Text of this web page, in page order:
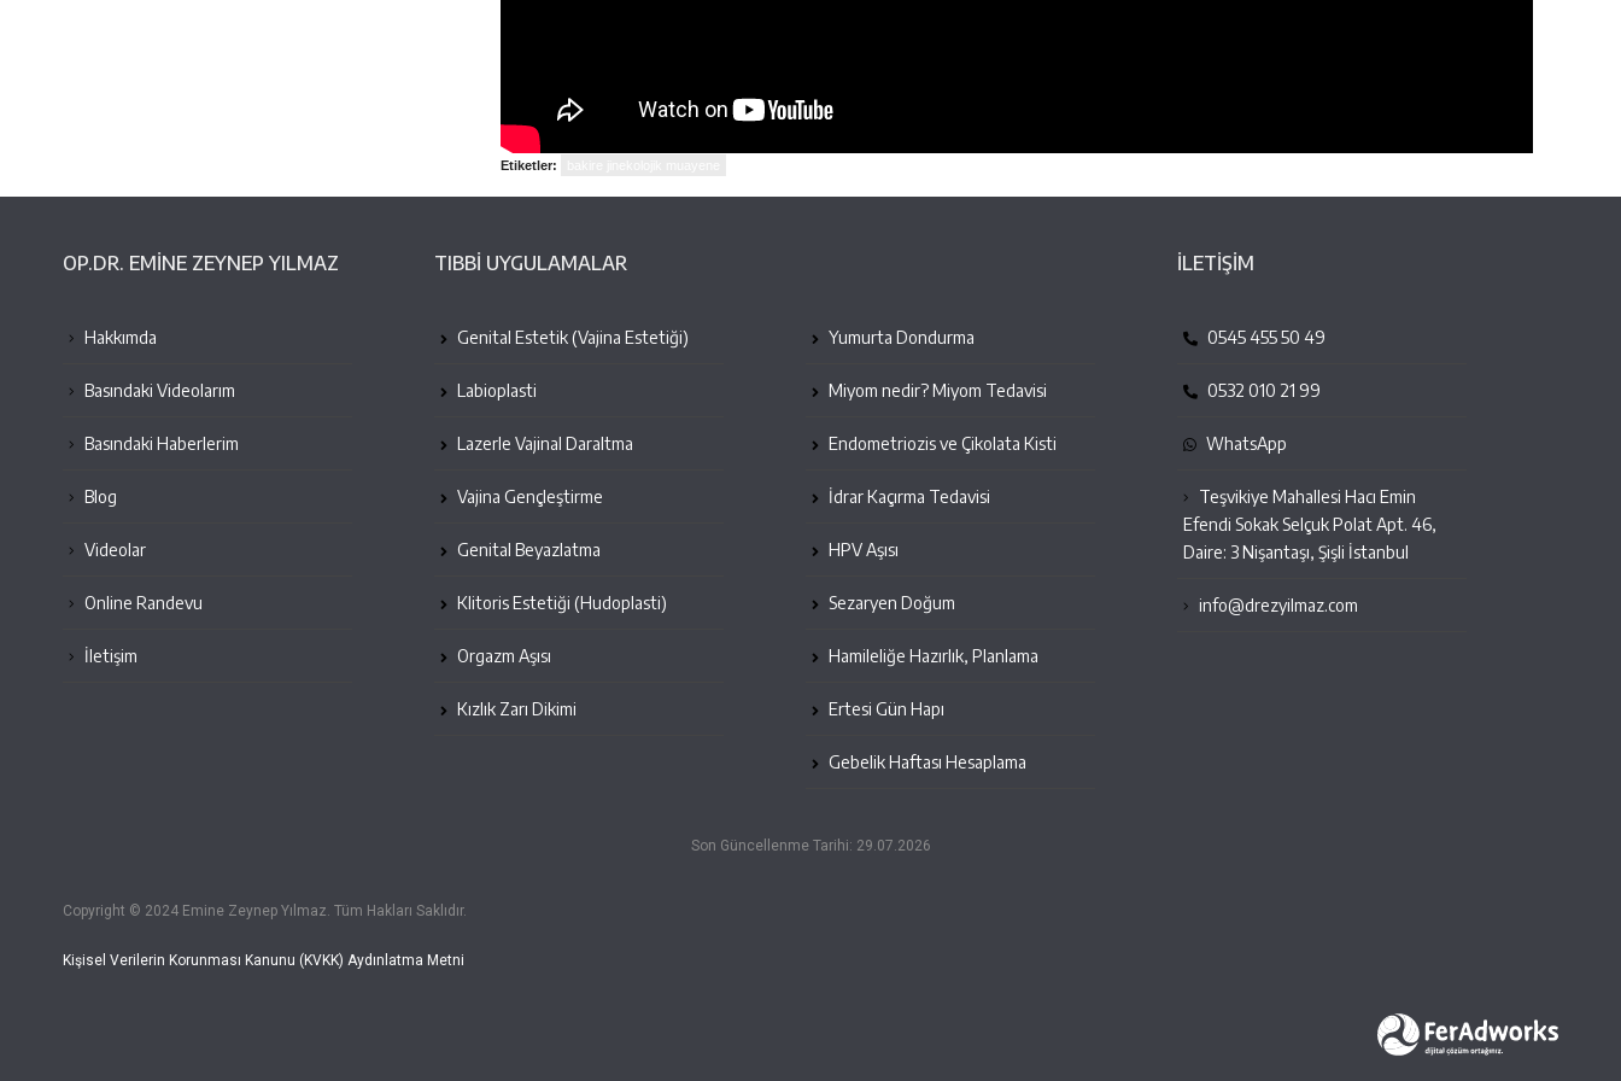
Etiketler:
OP.DR. EMINE ZEYNEP YILMAZ
Hakkımda
Basındaki Videolarım
Basındaki Haberlerim
Blog
Videolar
Online Randevu
İletişim
TIBBİ UYGULAMALAR
Genital Estetik (Vajina Estetiği)
Labioplasti
Lazerle Vajinal Daraltma
Vajina Gençleştirme
Genital Beyazlatma
Klitoris Estetiği (Hudoplasti)
Orgazm Aşısı
Kızlık Zarı Dikimi
Yumurta Dondurma
Miyom nedir? Miyom Tedavisi
Endometriozis ve Çikolata Kisti
İdrar Kaçırma Tedavisi
HPV Aşısı
Sezaryen Doğum
Hamileliğe Hazırlık, Planlama
Ertesi Gün Hapı
Gebelik Haftası Hesaplama
İLETİŞİM
0545 455 50 49
0532 010 21 99
WhatsApp
Teşvikiye Mahallesi Hacı Emin
Efendi Sokak Selçuk Polat Apt. 46,
Daire: 3 Nişantaşı, Şişli İstanbul
info@drezyilmaz.com
Son Güncellenme Tarihi: 29.07.2026
Copyright © 2024 Emine Zeynep Yılmaz. Tüm Hakları Saklıdır.
Kişisel Verilerin Korunması Kanunu (KVKK) Aydınlatma Metni